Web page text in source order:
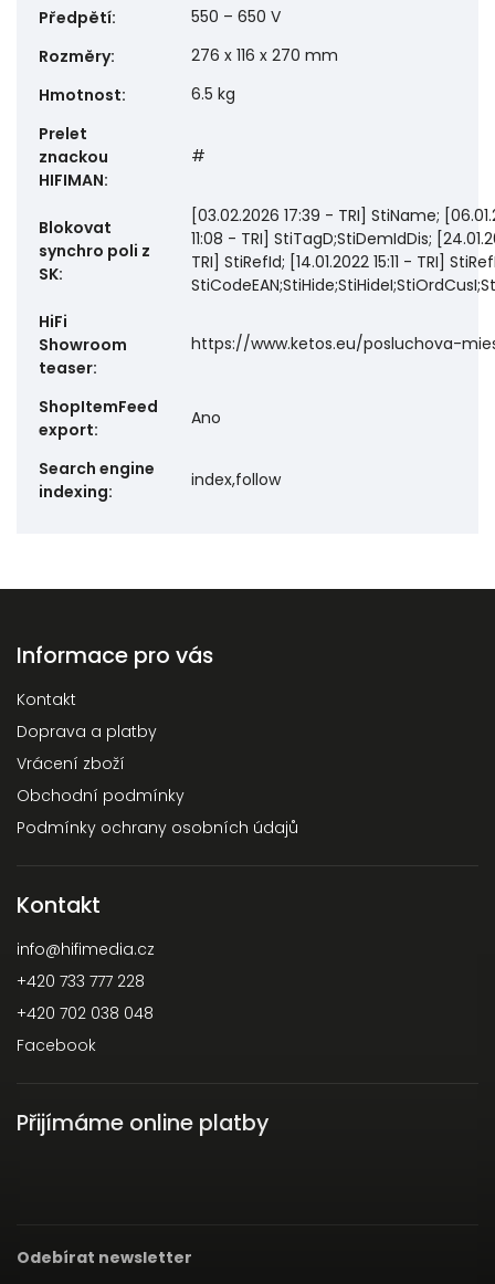
Předpětí:
550 – 650 V
Rozměry:
276 x 116 x 270 mm
Hmotnost:
6.5 kg
Prelet
znackou
HIFIMAN:
#
Blokovat
synchro poli z
SK:
[03.02.2026 17:39 - TRI] StiName;
11:08 - TRI] StiTagD;StiDemIdDis;
TRI] StiRefId; [14.01.2022 15:11 - TRI]
HiFi
Showroom
teaser:
https://www.ketos.eu/posluchova-
ShopItemFeed
export:
Ano
Search engine
indexing:
index,follow
Informace pro vás
Kontakt
Doprava a platby
Vrácení zboží
Obchodní podmínky
Podmínky ochrany osobních údajů
Kontakt
info@hifimedia.cz
+420 733 777 228
+420 702 038 048
Facebook
Přijímáme online platby
Odebírat newsletter